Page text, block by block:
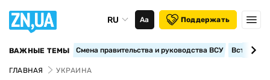
RU Аа Поддержать
ВАЖНЫЕ ТЕМЫ Смена правительства и руководства ВСУ
ГЛАВНАЯ УКРАИНА